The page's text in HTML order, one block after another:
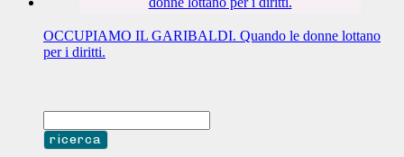
OCCUPIAMO IL GARIBALDI. Quando le donne lottano
per i diritti.